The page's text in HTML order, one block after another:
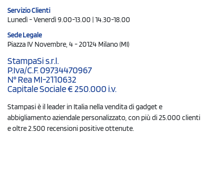
Servizio Clienti
Lunedì - Venerdì 9.00-13.00 | 14.30-18.00
Sede Legale
Piazza IV Novembre, 4 - 20124 Milano (MI)
StampaSi s.r.l.
P.Iva/C.F. 09734470967
N° Rea MI-2110632
Capitale Sociale € 250.000 i.v.
Stampasi è il leader in Italia nella vendita di gadget e
abbigliamento aziendale personalizzato, con più di 25.000 clienti
e oltre 2.500 recensioni positive ottenute.